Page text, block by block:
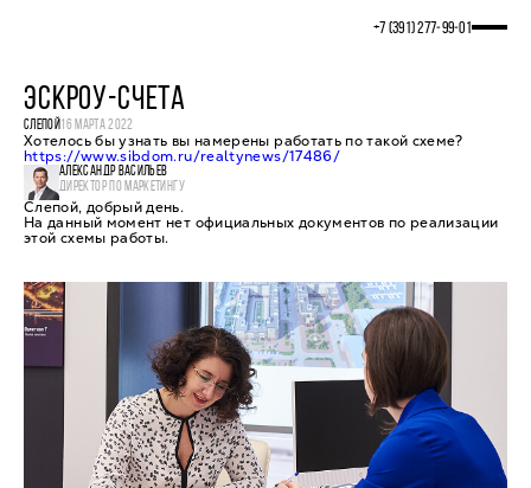
+7 (391) 277‒99‒01
ЭСКРОУ-СЧЕТА
СЛЕПОЙ16 МАРТА 2022
Хотелось бы узнать вы намерены работать по такой схеме?
https://www.sibdom.ru/realtynews/17486/
АЛЕКСАНДР ВАСИЛЬЕВ
ДИРЕКТОР ПО МАРКЕТИНГУ
Слепой, добрый день.
На данный момент нет официальных документов по реализации
этой схемы работы.